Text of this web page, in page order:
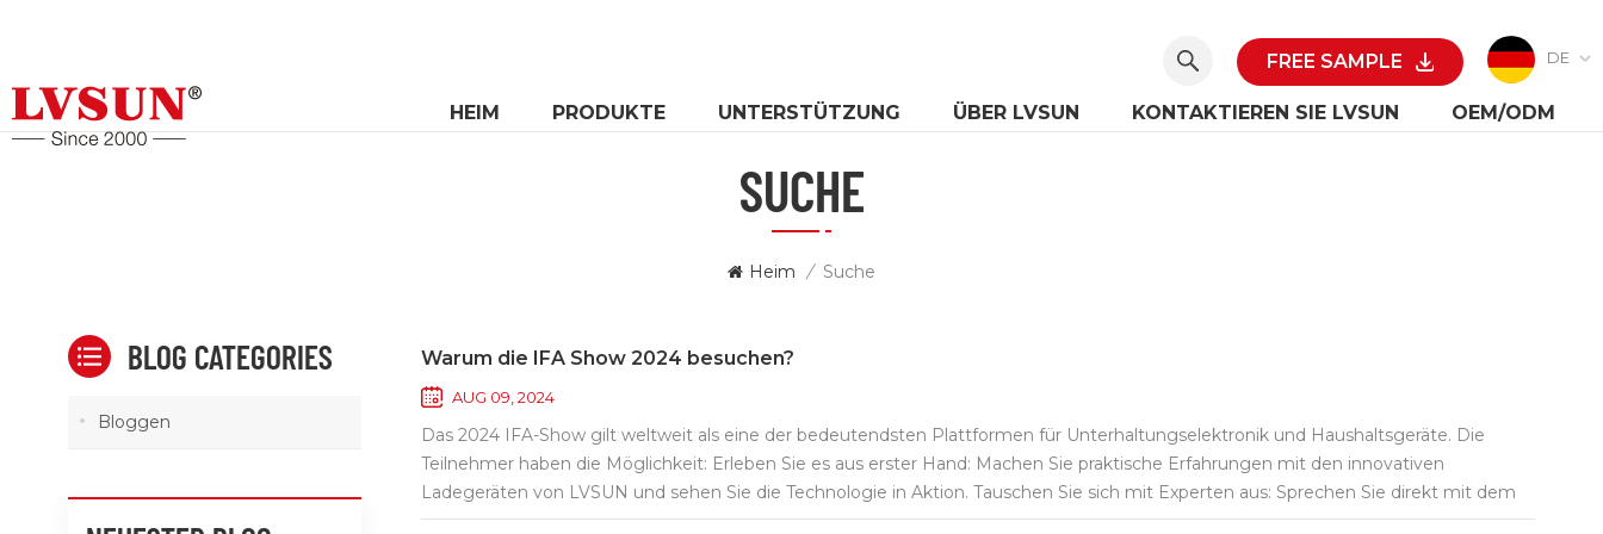
DE
FREE SAMPLE
HEIM PRODUKTE UNTERSTÜTZUNG ÜBER LVSUN KONTAKTIEREN SIE LVSUN OEM/ODM
SUCHE
Heim / Suche
Warum die IFA Show 2024 besuchen?
AUG 09, 2024
Das 2024 IFA-Show gilt weltweit als eine der bedeutendsten Plattformen für Unterhaltungselektronik und Haushaltsgeräte. Die
Teilnehmer haben die Möglichkeit: Erleben Sie es aus erster Hand: Machen Sie praktische Erfahrungen mit den innovativen
Ladegeräten von LVSUN und sehen Sie die Technologie in Aktion. Tauschen Sie sich mit Experten aus: Sprechen Sie direkt mit dem
Team von LVSUN, um Einblicke in die Zukunft der Ladetechnologie zu erhalten. Entdecken Sie Networking-Möglichkeiten:
BLOG CATEGORIES
Bloggen